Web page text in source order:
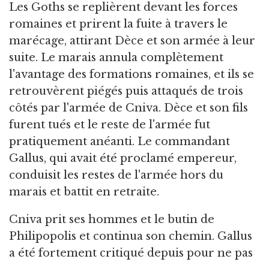
Les Goths se replièrent devant les forces
romaines et prirent la fuite à travers le
marécage, attirant Dèce et son armée à leur
suite. Le marais annula complètement
l'avantage des formations romaines, et ils se
retrouvèrent piégés puis attaqués de trois
côtés par l'armée de Cniva. Dèce et son fils
furent tués et le reste de l'armée fut
pratiquement anéanti. Le commandant
Gallus, qui avait été proclamé empereur,
conduisit les restes de l'armée hors du
marais et battit en retraite.
Cniva prit ses hommes et le butin de
Philipopolis et continua son chemin. Gallus
a été fortement critiqué depuis pour ne pas